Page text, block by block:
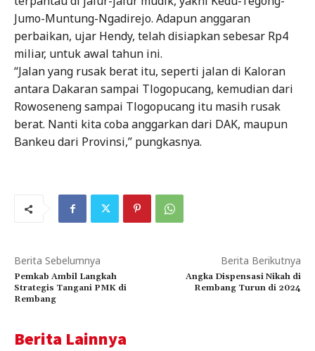
Jumo-Muntung-Ngadirejo. Adapun anggaran
perbaikan, ujar Hendy, telah disiapkan sebesar Rp4
miliar, untuk awal tahun ini.
“Jalan yang rusak berat itu, seperti jalan di Kaloran
antara Dakaran sampai Tlogopucang, kemudian dari
Rowoseneng sampai Tlogopucang itu masih rusak
berat. Nanti kita coba anggarkan dari DAK, maupun
Bankeu dari Provinsi,” pungkasnya.
Berita Sebelumnya
Pemkab Ambil Langkah
Strategis Tangani PMK di
Rembang
Berita Berikutnya
Angka Dispensasi Nikah di
Rembang Turun di 2024
Berita Lainnya